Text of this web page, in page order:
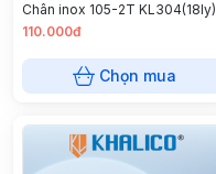
Chân inox 105-2T KL304(18ly)
110.000đ
Chọn mua